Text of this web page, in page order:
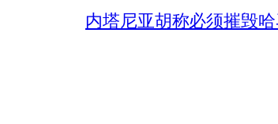
内塔尼亚胡称必须摧毁